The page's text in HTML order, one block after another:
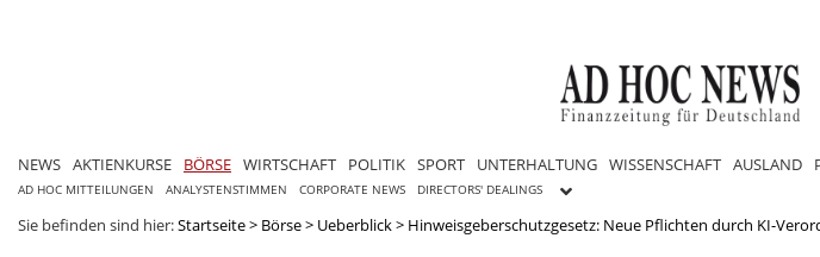
NEWS AKTIENKURSE BÖRSE WIRTSCHAFT POLITIK SPORT UNTERHALTUNG WISSENSCHAFT AUSLAND
AD HOC MITTEILUNGEN ANALYSTENSTIMMEN CORPORATE NEWS DIRECTORS' DEALINGS
Sie befinden sind hier:Startseite> Börse> Ueberblick> Hinweisgeberschutzgesetz: Neue Pflichten durch KI-